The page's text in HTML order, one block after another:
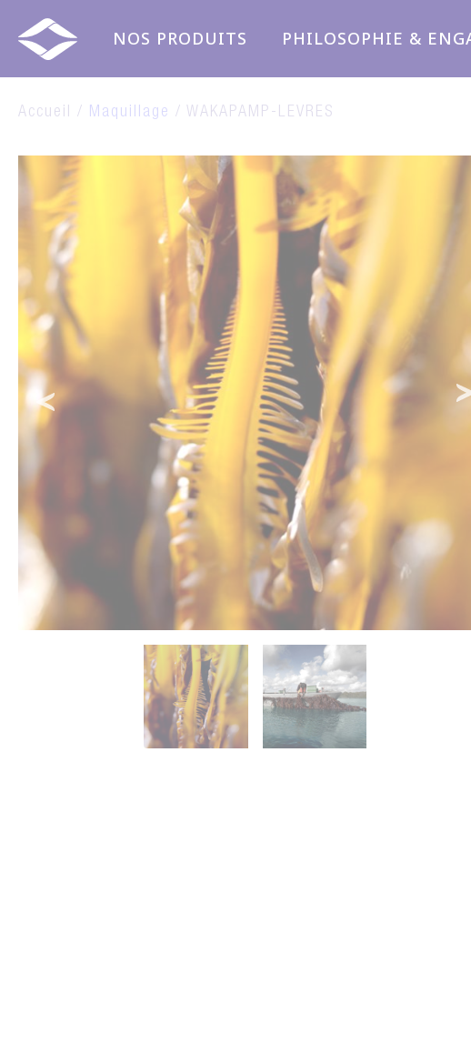
NOS PRODUITS PHILOSOPHIE &
Accueil / Maquillage / WAKAPAMP-LEVRES